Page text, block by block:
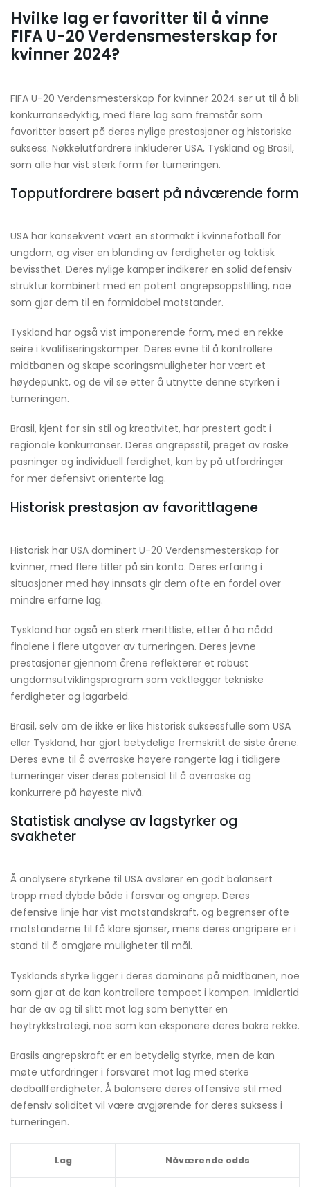
Hvilke lag er favoritter til å vinne
FIFA U-20 Verdensmesterskap for
kvinner 2024?
FIFA U-20 Verdensmesterskap for kvinner 2024 ser ut til å bli
konkurransedyktig, med flere lag som fremstår som
favoritter basert på deres nylige prestasjoner og historiske
suksess. Nøkkelutfordrere inkluderer USA, Tyskland og Brasil,
som alle har vist sterk form før turneringen.
Topputfordrere basert på nåværende form
USA har konsekvent vært en stormakt i kvinnefotball for
ungdom, og viser en blanding av ferdigheter og taktisk
bevissthet. Deres nylige kamper indikerer en solid defensiv
struktur kombinert med en potent angrepsoppstilling, noe
som gjør dem til en formidabel motstander.
Tyskland har også vist imponerende form, med en rekke
seire i kvalifiseringskamper. Deres evne til å kontrollere
midtbanen og skape scoringsmuligheter har vært et
høydepunkt, og de vil se etter å utnytte denne styrken i
turneringen.
Brasil, kjent for sin stil og kreativitet, har prestert godt i
regionale konkurranser. Deres angrepsstil, preget av raske
pasninger og individuell ferdighet, kan by på utfordringer
for mer defensivt orienterte lag.
Historisk prestasjon av favorittlagene
Historisk har USA dominert U-20 Verdensmesterskap for
kvinner, med flere titler på sin konto. Deres erfaring i
situasjoner med høy innsats gir dem ofte en fordel over
mindre erfarne lag.
Tyskland har også en sterk merittliste, etter å ha nådd
finalene i flere utgaver av turneringen. Deres jevne
prestasjoner gjennom årene reflekterer et robust
ungdomsutviklingsprogram som vektlegger tekniske
ferdigheter og lagarbeid.
Brasil, selv om de ikke er like historisk suksessfulle som USA
eller Tyskland, har gjort betydelige fremskritt de siste årene.
Deres evne til å overraske høyere rangerte lag i tidligere
turneringer viser deres potensial til å overraske og
konkurrere på høyeste nivå.
Statistisk analyse av lagstyrker og
svakheter
Å analysere styrkene til USA avslører en godt balansert
tropp med dybde både i forsvar og angrep. Deres
defensive linje har vist motstandskraft, og begrenser ofte
motstanderne til få klare sjanser, mens deres angripere er i
stand til å omgjøre muligheter til mål.
Tysklands styrke ligger i deres dominans på midtbanen, noe
som gjør at de kan kontrollere tempoet i kampen. Imidlertid
har de av og til slitt mot lag som benytter en
høytrykkstrategi, noe som kan eksponere deres bakre rekke.
Brasils angrepskraft er en betydelig styrke, men de kan
møte utfordringer i forsvaret mot lag med sterke
dødballferdigheter. Å balansere deres offensive stil med
defensiv soliditet vil være avgjørende for deres suksess i
turneringen.
Lag Nåværende odds